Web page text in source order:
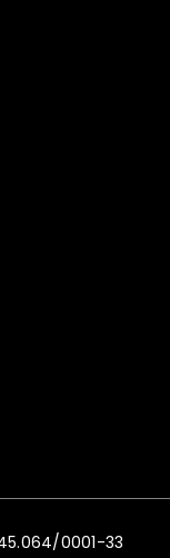
0001-33